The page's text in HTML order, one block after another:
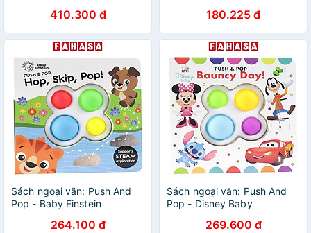
410.300 đ 180.225 đ
Sách ngoại văn: Push And
Pop - Baby Einstein
264.100 đ
Sách ngoại văn: Push And
Pop - Disney Baby
269.600 đ